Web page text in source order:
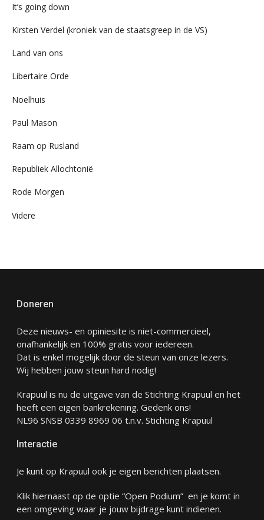
It’s going down
Kirsten Verdel (kroniek van de staatsgreep in de VS)
Land van ons
Libertaire Orde
Noelhuis
Paul Mason
Raam op Rusland
Republiek Allochtonië
Rode Morgen
Videre
Doneren
Deze nieuws- en opiniesite is niet-commercieel,
onafhankelijk en 100% gratis voor iedereen.
Dat is enkel mogelijk door de steun van onze lezers.
Wij hebben jouw steun hard nodig!
Krapuul is nu de uitgave van de Stichting Krapuul en het
heeft een eigen bankrekening. Gedenk ons!
NL96 SNSB 0339 8969 06 t.n.v. Stichting Krapuul
Interactie
Je kunt op Krapuul ook je eigen berichten plaatsen.
Klik hiernaast op de optie “Open Podium” en je komt in
een omgeving waar je jouw bijdrage kunt indienen.